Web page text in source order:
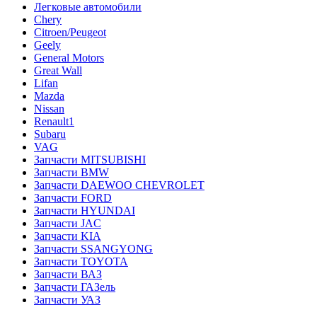
Легковые автомобили
Chery
Citroen/Peugeot
Geely
General Motors
Great Wall
Lifan
Mazda
Nissan
Renault1
Subaru
VAG
Запчасти MITSUBISHI
Запчасти BMW
Запчасти DAEWOO CHEVROLET
Запчасти FORD
Запчасти HYUNDAI
Запчасти JAC
Запчасти KIA
Запчасти SSANGYONG
Запчасти TOYOTA
Запчасти ВАЗ
Запчасти ГАЗель
Запчасти УАЗ